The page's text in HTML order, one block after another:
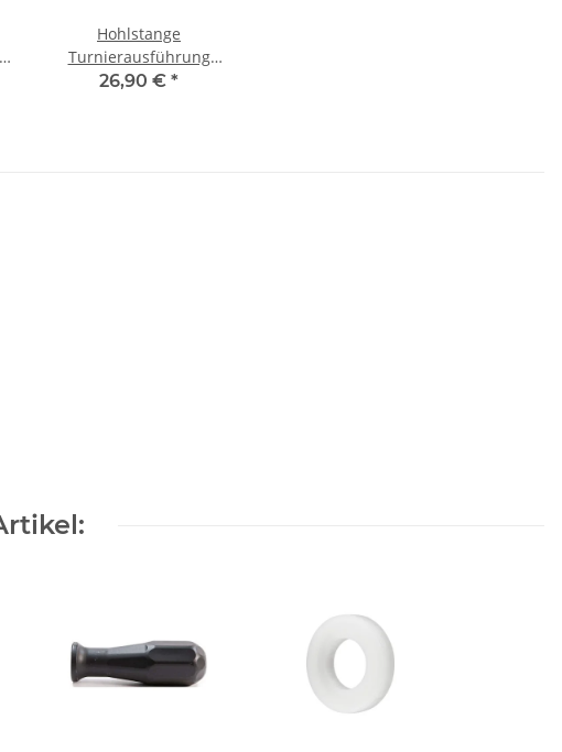
Hohlstange
Turnierausführung
Contus® L4 Torwart
26,90 € *